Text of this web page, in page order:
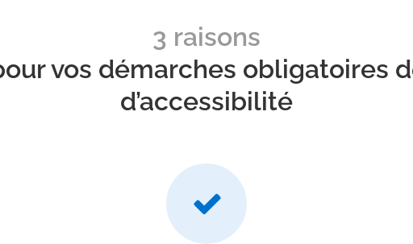
3 raisons
vos démarches obligatoires
d’accessibilité